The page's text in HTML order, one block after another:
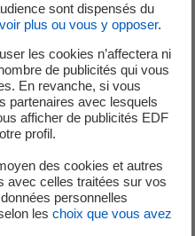
à l’indisponibilité d’un
ayant passé leur 4ème
définissent
normal d’une centrale
les matériels requis pour
permet le passage des
réacteurs du palier 900
sont dispensés du
plus ou vous y opposer.
les cookies n’affectera ni
de publicités qui vous
En revanche, si vous
partenaires avec lesquels
afficher de publicités EDF
profil.
des cookies et autres
avec celles traitées sur vos
personnelles
les choix que vous avez